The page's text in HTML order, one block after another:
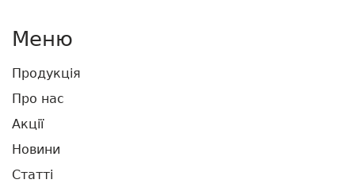
Меню
Продукція
Про нас
Акції
Новини
Статті